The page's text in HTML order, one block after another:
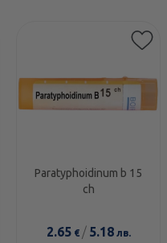
Paratyphoidinum b 15
ch
2.65€ / 5.18лв.